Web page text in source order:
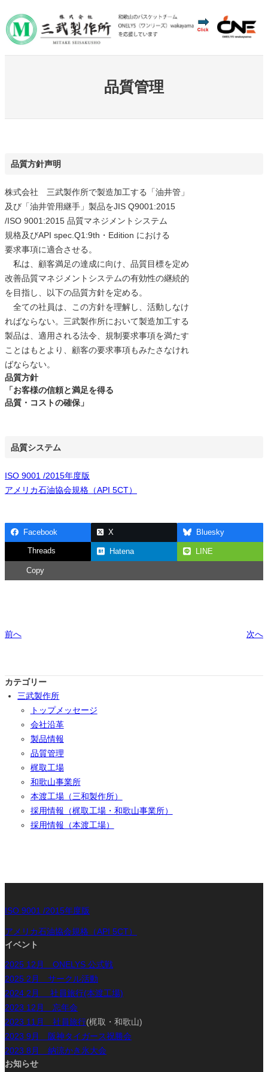
容
を
ス
品質管理
品質方針声明
株式会社 三武製作所で製造加工する「油井管」
及び「油井管用継手」製品をJIS Q9001:2015
/ISO 9001:2015 品質マネジメントシステム
規格及びAPI spec.Q1:9th・Edition における
要求事項に適合させる。
私は、顧客満足の達成に向け、品質目標を定め
改善品質マネジメントシステムの有効性の継続的
を目指し、以下の品質方針を定める。
全ての社員は、この方針を理解し、活動しなけ
ればならない。三武製作所において製造加工する
製品は、適用される法令、規制要求事項を満たす
ことはもとより、顧客の要求事項もみたさなけれ
ばならない。
品質方針
「お客様の信頼と満足を得る
品質・コストの確保」
品質システム
ISO 9001 /2015年度版
アメリカ石油協会規格（API 5CT）
Facebook X Bluesky
Threads Hatena LINE
Copy
前へ 次へ
カテゴリー
三武製作所
トップメッセージ
会社沿革
製品情報
品質管理
梶取工場
和歌山事業所
本渡工場（三和製作所）
採用情報（梶取工場・和歌山事業所）
採用情報（本渡工場）
ISO 9001 /2015年度版
アメリカ石油協会規格（API 5CT）
イベント
2025 12月 ONELYS 公式戦
2025 2月 サークル活動
2024 2月 社員旅行(本渡工場)
2023 12月 忘年会
2023 11月 社員旅行(梶取・和歌山)
2023 9月 阪神タイガース祝勝会
2023 8月 納涼かき氷大会
お知らせ